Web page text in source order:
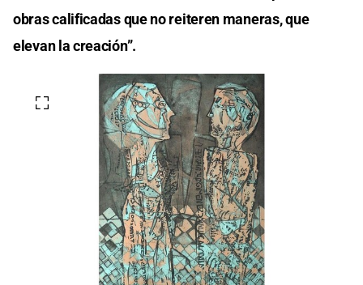
obras calificadas que no reiteren maneras, que
elevan la creación”.